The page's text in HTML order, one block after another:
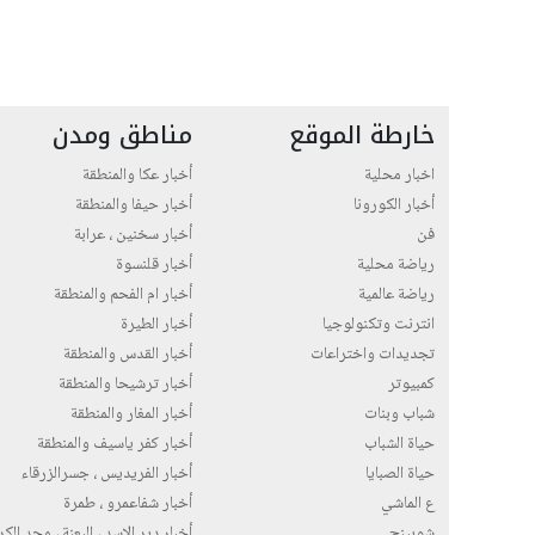
خارطة الموقع
اخبار محلية
أخبار الكورونا
فن
رياضة محلية
رياضة عالمية
انترنت وتكنولوجيا
تجديدات واختراعات
كمبيوتر
شباب وبنات
حياة الشباب
حياة الصبايا
ع الماشي
مناطق ومدن
أخبار عكا والمنطقة
أخبار حيفا والمنطقة
أخبار سخنين ، عرابة
أخبار قلنسوة
أخبار ام الفحم والمنطقة
أخبار الطيرة
أخبار القدس والمنطقة
أخبار ترشيحا والمنطقة
أخبار المغار والمنطقة
أخبار كفر ياسيف والمنطقة
أخبار الفريديس ، جسرالزرقاء
أخبار شفاعمرو ، طمرة